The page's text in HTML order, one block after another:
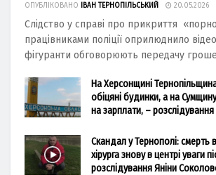
ОПУБЛІКОВАНО ІВАН ТЕРНОПІЛЬСЬКИЙ 20.05.2026
Слідство у справі про прикриття
працівниками поліції оприлюднило
фігуранти обговорюють передачу
На Херсонщині
обіцяні будинки, а на
на зарплати, – розслідування
Скандал у Тернополі: смерть
хірурга знову в центрі уваги
розслідування Яніни